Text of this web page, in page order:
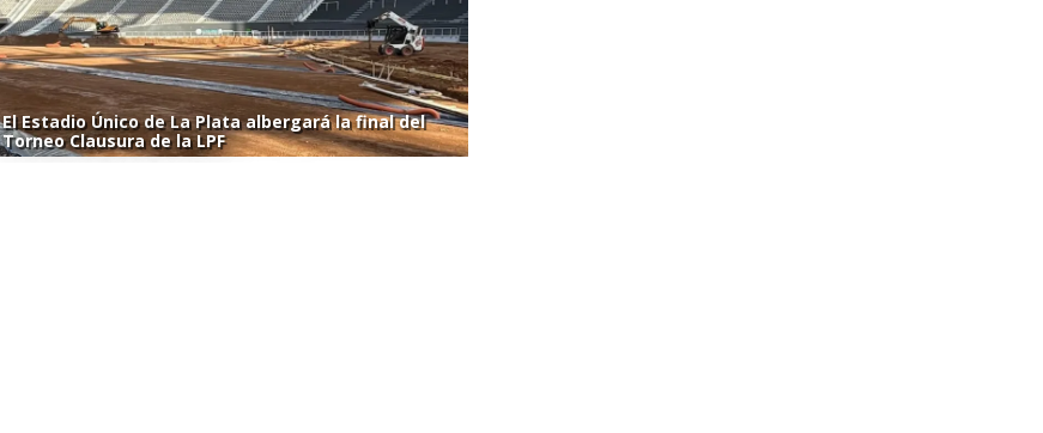
El Estadio Único de La Plata albergará la final del
Torneo Clausura de la LPF